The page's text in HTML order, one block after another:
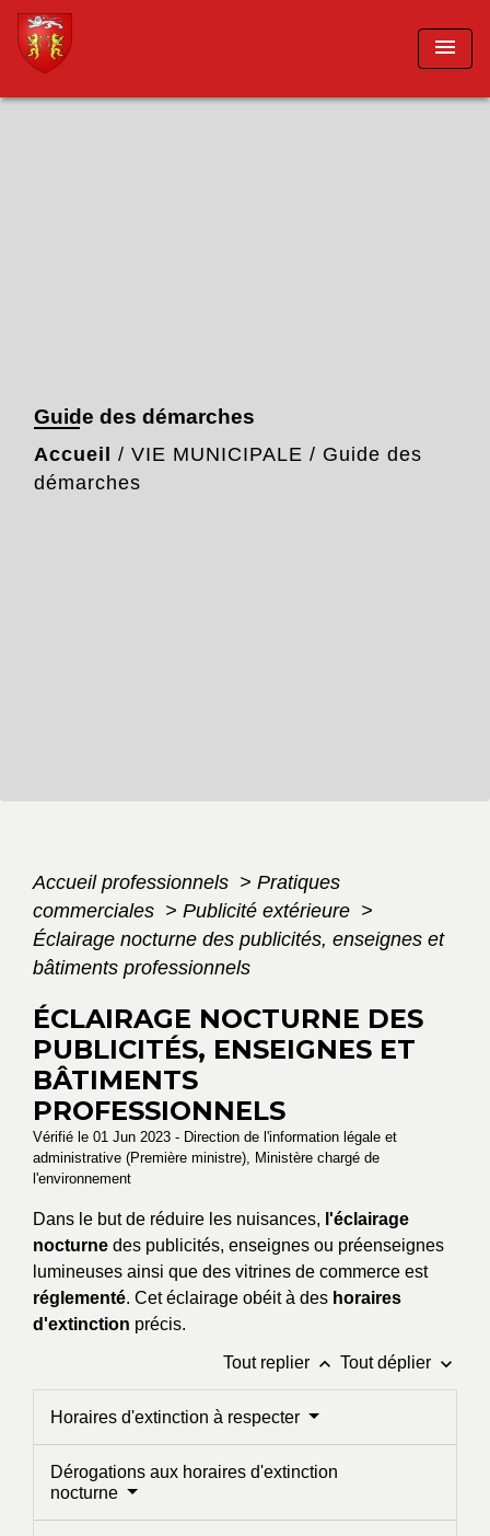
menu
Guide des démarches
Accueil / VIE MUNICIPALE / Guide des
démarches
Accueil professionnels > Pratiques
commerciales > Publicité extérieure >
Éclairage nocturne des publicités, enseignes et
bâtiments professionnels
ÉCLAIRAGE NOCTURNE DES
PUBLICITÉS, ENSEIGNES ET
BÂTIMENTS
PROFESSIONNELS
Vérifié le 01 Jun 2023 - Direction de l'information légale et
administrative (Première ministre), Ministère chargé de
l'environnement
Dans le but de réduire les nuisances, l'éclairage
nocturne des publicités, enseignes ou préenseignes
lumineuses ainsi que des vitrines de commerce est
réglementé. Cet éclairage obéit à des horaires
d'extinction précis.
Tout replier keyboard_arrow_up Tout déplier keyboard_arrow_down
Horaires d'extinction à respecter
Dérogations aux horaires d'extinction
nocturne